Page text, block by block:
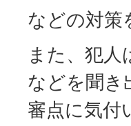
などの対策
また、犯人
などを聞き
審点に気付